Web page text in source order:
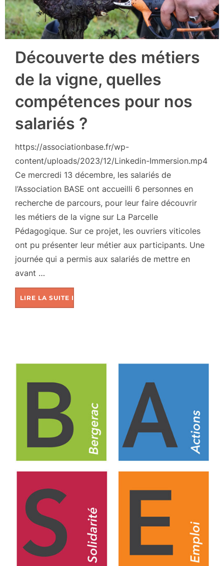
Découverte des métiers
de la vigne, quelles
compétences pour nos
salariés ?
https://associationbase.fr/wp-
content/uploads/2023/12/Linkedin-Immersion.mp4
Ce mercredi 13 décembre, les salariés de
l’Association BASE ont accueilli 6 personnes en
recherche de parcours, pour leur faire découvrir
les métiers de la vigne sur La Parcelle
Pédagogique. Sur ce projet, les ouvriers viticoles
ont pu présenter leur métier aux participants. Une
journée qui a permis aux salariés de mettre en
avant …
LIRE LA SUITE DE